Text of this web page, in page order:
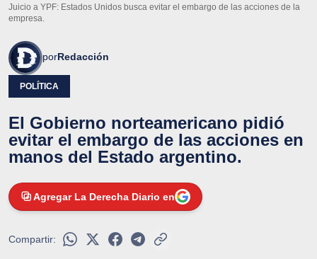
Juicio a YPF: Estados Unidos busca evitar el embargo de las acciones de la
empresa.
porRedacción
POLÍTICA
El Gobierno norteamericano pidió
evitar el embargo de las acciones en
manos del Estado argentino.
Agregar La Derecha Diario en
Compartir: